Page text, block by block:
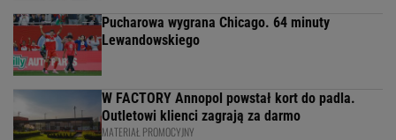
Pucharowa wygrana Chicago. 64 minuty
Lewandowskiego
W FACTORY Annopol powstał kort do padla.
Outletowi klienci zagrają za darmo
MATERIAŁ PROMOCYJNY